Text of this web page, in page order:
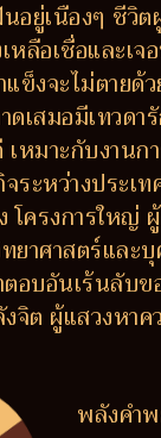
อยู่เนืองๆ ชีวิ
หลือเชื่อและเจ
ข็งจะไม่ตายด้
ดเสมอมีเทวดา
เหมาะกับงานก
ระหว่างประเท
โครงการใหญ่
ยาศาสตร์และ
อบอันเร้นลับข
ต ผู้แสวงหา
พลังคำ